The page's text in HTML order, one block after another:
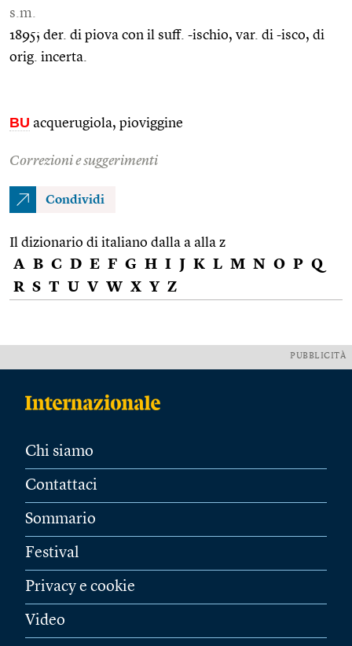
s.m.
1895; der. di piova con il suff. -ischio, var. di -isco, di
orig. incerta.
BU acquerugiola, pioviggine
Correzioni e suggerimenti
Condividi
Il dizionario di italiano dalla a alla z
A B C D E F G H I J K L M N O P Q
R S T U V W X Y Z
PUBBLICITÀ
Chi siamo
Contattaci
Sommario
Festival
Privacy e cookie
Video